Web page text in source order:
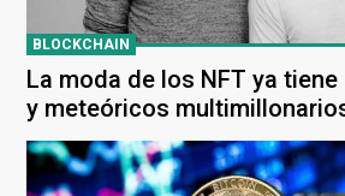
BLOCKCHAIN
La moda de los NFT ya
y meteóricos